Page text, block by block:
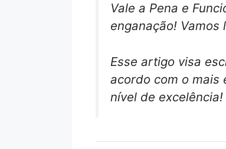
Vale a Pena e
enganação! Vamos
Esse artigo visa
acordo com o mais
nível de excelência!